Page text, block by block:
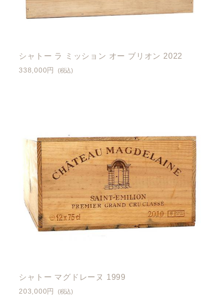
シャトー ラ ミッション オー ブリオン 2022
338,000円 (税込)
シャトー マグドレーヌ 1999
203,000円 (税込)